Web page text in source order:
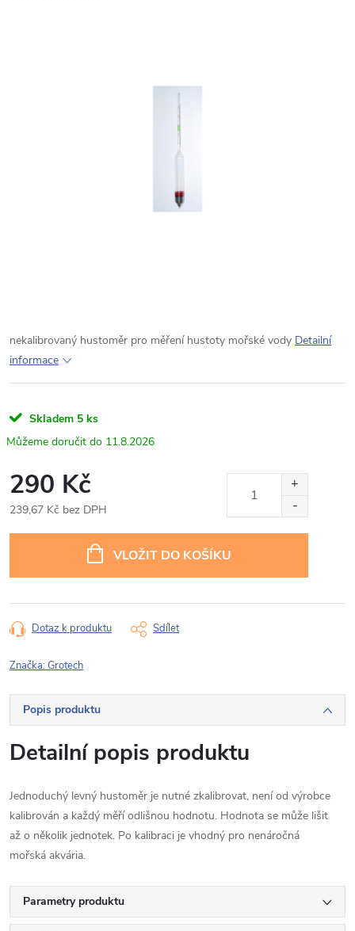
nekalibrovaný hustoměr pro měření hustoty mořské vody Detailní
informace
Skladem 5 ks
11.8.2026
290 Kč
239,67 Kč bez DPH
VLOŽIT DO KOŠÍKU
Dotaz k produktu Sdílet
Značka:Grotech
Popis produktu
Detailní popis produktu
Jednoduchý levný hustoměr je nutné zkalibrovat, není od výrobce
kalibrován a každý měří odlišnou hodnotu. Hodnota se může lišit
až o několik jednotek. Po kalibraci je vhodný pro nenáročná
mořská akvária.
Parametry produktu